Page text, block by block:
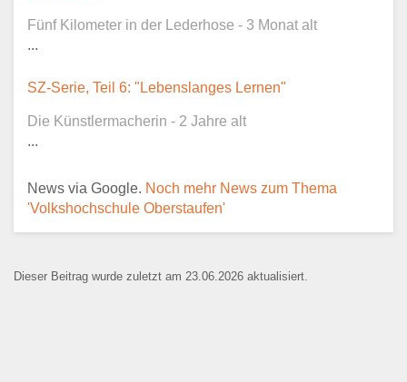
öffentlich sichtbar.
Ansprechpartner*
E-Mail*
Fünf Kilometer in der Lederhose - 3 Monat alt
...
SZ-Serie, Teil 6: "Lebenslanges Lernen"
Die Künstlermacherin - 2 Jahre alt
...
News via Google. Noch mehr News zum Thema
'Volkshochschule Oberstaufen'
Dieser Beitrag wurde zuletzt am 23.06.2026 aktualisiert.